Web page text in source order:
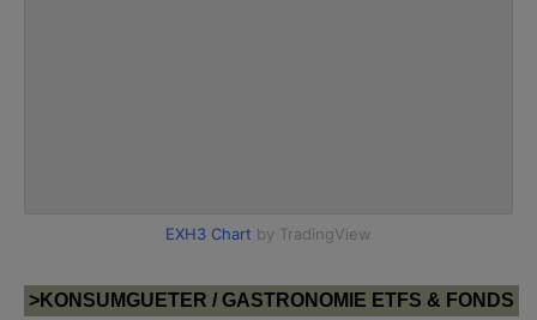
>KONSUMGUETER / GASTRONOMIE ETFS & FONDS